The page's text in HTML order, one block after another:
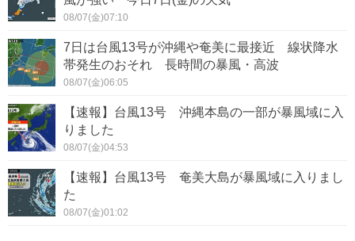
08/07(金)07:10
7日は台風13号が沖縄や奄美に最接近 線状降水
帯発生のおそれ 長時間の暴風・高波
08/07(金)06:05
【速報】台風13号 沖縄本島の一部が暴風域に入
りました
08/07(金)04:53
【速報】台風13号 奄美大島が暴風域に入りまし
た
08/07(金)01:02